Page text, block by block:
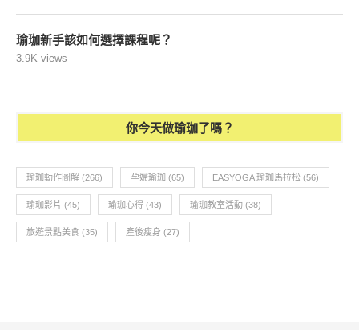
瑜珈新手該如何選擇課程呢？
3.9K views
你今天做瑜珈了嗎？
瑜珈動作圖解 (266) 孕婦瑜珈 (65) EASYOGA 瑜珈馬拉松 (56)
瑜珈影片 (45) 瑜珈心得 (43) 瑜珈教室活動 (38)
旅遊景點美食 (35) 產後瘦身 (27)